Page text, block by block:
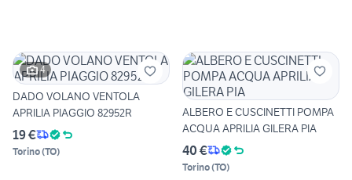
4
DADO VOLANO VENTOLA
APRILIA PIAGGIO 82952R
19 €
Torino(TO)
ALBERO E CUSCINETTI POMPA
ACQUA APRILIA GILERA PIA
40 €
Torino(TO)